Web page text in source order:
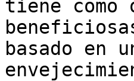
tiene
basado en